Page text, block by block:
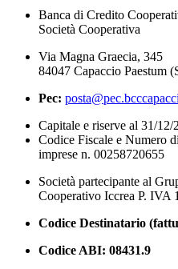
Banca di Credito
Società Cooperativa
Via Magna Graecia, 345
84047 Capaccio Paestum
Pec:
Capitale e riserve al 31/
Codice Fiscale e Numero
imprese n. 00258720655
Società partecipante al
Cooperativo Iccrea P. IVA
Codice Destinatario
Codice ABI: 08431.9